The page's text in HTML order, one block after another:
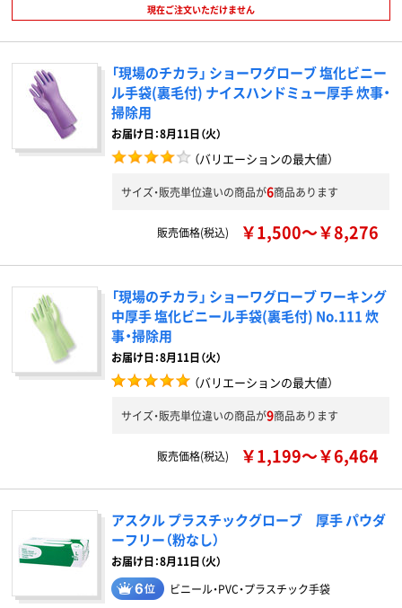
現在ご注文いただけません
「現場のチカラ」 ショーワグローブ 塩化ビニー
ル手袋(裏毛付) ナイスハンドミュー厚手 炊事・
掃除用
お届け日：8月11日（火）
（バリエーションの最大値）
サイズ・販売単位違いの商品が6商品あります
販売価格(税込) ￥1,500～￥8,276
「現場のチカラ」 ショーワグローブ ワーキング
中厚手 塩化ビニール手袋(裏毛付) No.111 炊
事・掃除用
お届け日：8月11日（火）
（バリエーションの最大値）
サイズ・販売単位違いの商品が9商品あります
販売価格(税込) ￥1,199～￥6,464
アスクル プラスチックグローブ 厚手 パウダ
ーフリー（粉なし）
お届け日：8月11日（火）
ビニール・PVC・プラスチック手袋